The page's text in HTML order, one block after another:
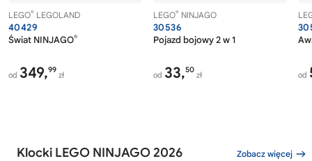
LEGO® LEGOLAND
40429
Świat NINJAGO®
od 349,99
zł
LEGO® NINJAGO
30536
Pojazd bojowy 2 w 1
od 33,50
zł od
Klocki LEGO NINJAGO 2026 Zobacz więcej